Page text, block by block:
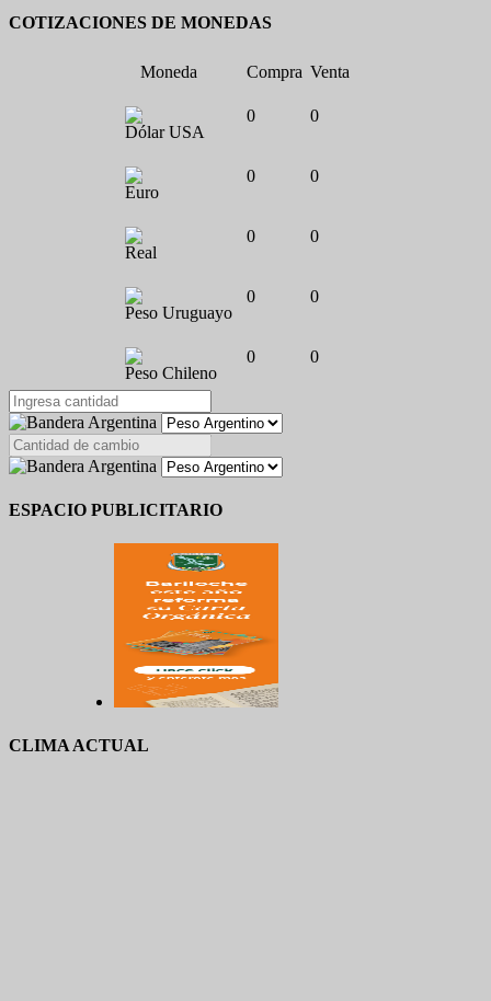
COTIZACIONES DE MONEDAS
Moneda Compra Venta
Dólar USA
0 0
Euro
0 0
Real
0 0
Peso Uruguayo
0 0
Peso Chileno
0 0
ESPACIO PUBLICITARIO
CLIMA ACTUAL